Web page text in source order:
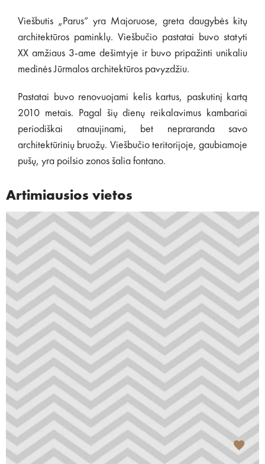
Viešbutis „Parus“ yra Majoruose, greta daugybės kitų
architektūros paminklų. Viešbučio pastatai buvo statyti
XX amžiaus 3-ame dešimtyje ir buvo pripažinti unikaliu
medinės Jūrmalos architektūros pavyzdžiu.
Pastatai buvo renovuojami kelis kartus, paskutinį kartą
2010 metais. Pagal šių dienų reikalavimus kambariai
periodiškai atnaujinami, bet nepraranda savo
architektūrinių bruožų. Viešbučio teritorijoje, gaubiamoje
pušų, yra poilsio zonos šalia fontano.
Artimiausios vietos